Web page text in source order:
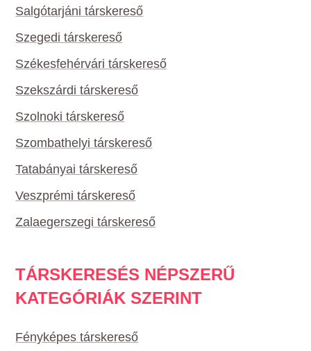
Salgótarjáni társkereső
Szegedi társkereső
Székesfehérvári társkereső
Szekszárdi társkereső
Szolnoki társkereső
Szombathelyi társkereső
Tatabányai társkereső
Veszprémi társkereső
Zalaegerszegi társkereső
TÁRSKERESÉS NÉPSZERŰ
KATEGÓRIÁK SZERINT
Fényképes társkereső